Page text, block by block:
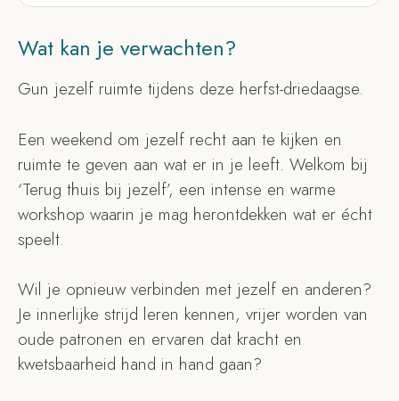
Wat kan je verwachten?
Gun jezelf ruimte tijdens deze herfst-driedaagse.
Een weekend om jezelf recht aan te kijken en
ruimte te geven aan wat er in je leeft. Welkom bij
‘Terug thuis bij jezelf’, een intense en warme
workshop waarin je mag herontdekken wat er écht
speelt.
Wil je opnieuw verbinden met jezelf en anderen?
Je innerlijke strijd leren kennen, vrijer worden van
oude patronen en ervaren dat kracht en
kwetsbaarheid hand in hand gaan?